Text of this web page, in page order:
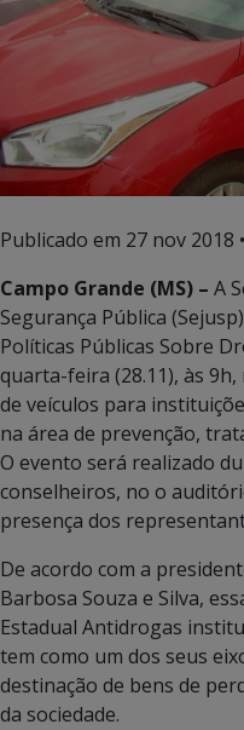
Publicado em 27 nov 2018
Campo Grande (MS) – A
Segurança Pública
Políticas Públicas Sobre
quarta-feira (28.11), às
de veículos para
na área de prevenção,
O evento será realizado
conselheiros, no o
presença dos
De acordo com a
Barbosa Souza e Silva,
Estadual Antidrogas
tem como um dos seus
destinação de bens de
da sociedade.